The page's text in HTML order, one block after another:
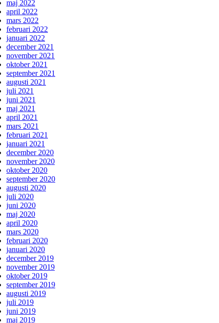
maj 2022
april 2022
mars 2022
februari 2022
januari 2022
december 2021
november 2021
oktober 2021
september 2021
augusti 2021
juli 2021
juni 2021
maj 2021
april 2021
mars 2021
februari 2021
januari 2021
december 2020
november 2020
oktober 2020
september 2020
augusti 2020
juli 2020
juni 2020
maj 2020
april 2020
mars 2020
februari 2020
januari 2020
december 2019
november 2019
oktober 2019
september 2019
augusti 2019
juli 2019
juni 2019
maj 2019